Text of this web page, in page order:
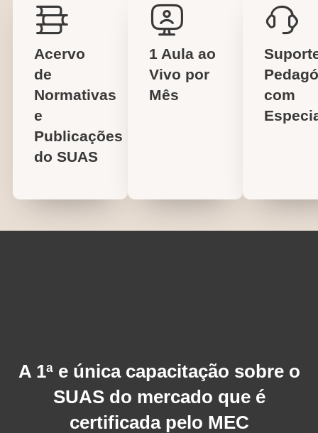
Acervo
de
Normativas
e
Publicações
do SUAS
1 Aula ao
Vivo por
Mês
com
A 1ª e única capacitação sobre o
SUAS do mercado que é
certificada pelo MEC